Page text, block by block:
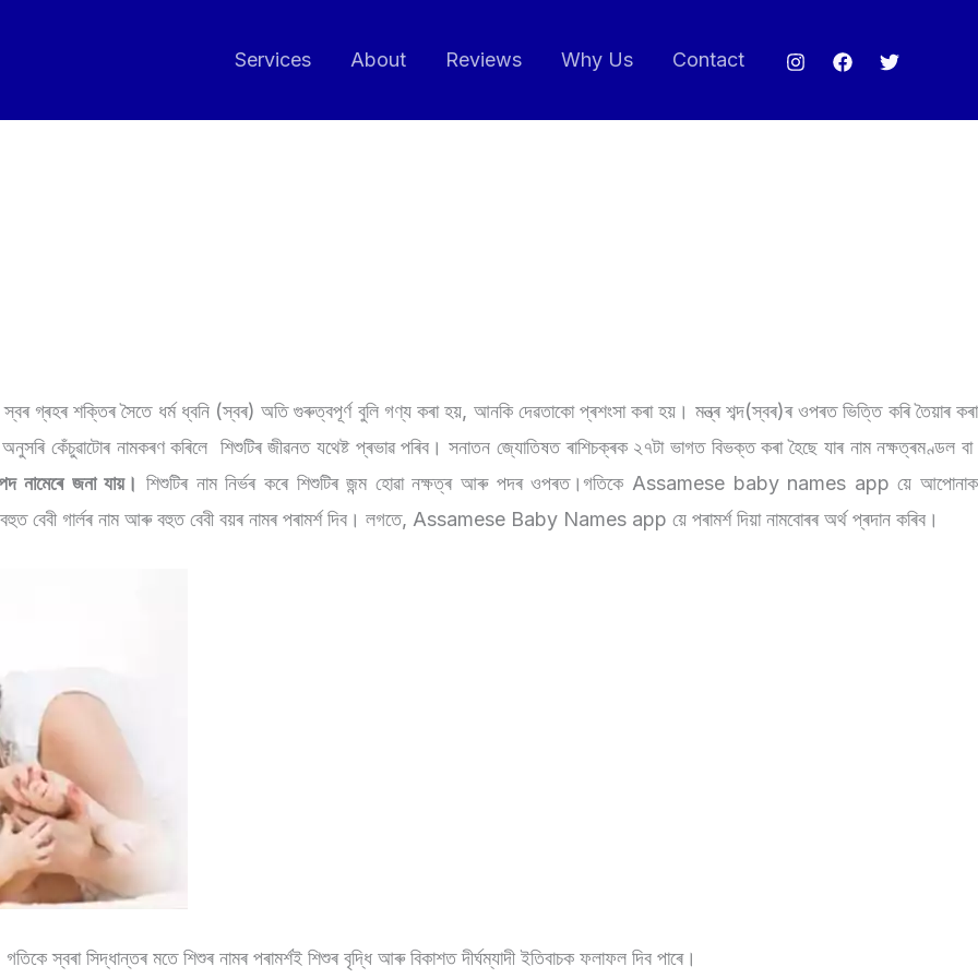
Services About Reviews Why Us Contact
গ্ৰহৰ শক্তিৰ সৈতে ধৰ্ম ধ্বনি (স্বৰ) অতি গুৰুত্বপূৰ্ণ বুলি গণ্য কৰা হয়, আনকি দেৱতাকো প্ৰশংসা কৰা হয়। মন্ত্ৰ শব্দ(স্বৰ)ৰ ওপৰত ভিত্তি কৰি তৈয়াৰ কৰা
কেঁচুৱাটোৰ নামকৰণ কৰিলে শিশুটিৰ জীৱনত যথেষ্ট প্ৰভাৱ পৰিব। সনাতন জ্যোতিষত ৰাশিচক্ৰক ২৭টা ভাগত বিভক্ত কৰা হৈছে যাৰ নাম নক্ষত্ৰমণ্ডল বা
নামেৰে জনা যায়। শিশুটিৰ নাম নিৰ্ভৰ কৰে শিশুটিৰ জন্ম হোৱা নক্ষত্ৰ আৰু পদৰ ওপৰত।গতিকে Assamese baby names app য়ে আপোনাক
বহুত বেবী গাৰ্লৰ নাম আৰু বহুত বেবী বয়ৰ নামৰ পৰামৰ্শ দিব। লগতে, Assamese Baby Names app য়ে পৰামৰ্শ দিয়া নামবোৰৰ অৰ্থ প্ৰদান কৰিব।
স্বৰা সিদ্ধান্তৰ মতে শিশুৰ নামৰ পৰামৰ্শই শিশুৰ বৃদ্ধি আৰু বিকাশত দীৰ্ঘম্যাদী ইতিবাচক ফলাফল দিব পাৰে।